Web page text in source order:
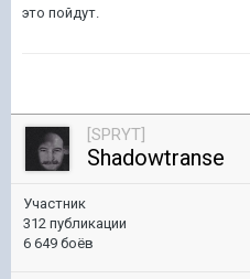
это пойдут.
[SPRYT]
Shadowtranse
Участник
312 публикации
6 649 боёв